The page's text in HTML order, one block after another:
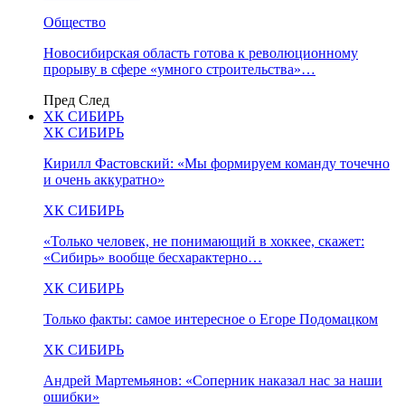
Общество
Новосибирская область готова к революционному
прорыву в сфере «умного строительства»…
Пред След
ХК СИБИРЬ
ХК СИБИРЬ
Кирилл Фастовский: «Мы формируем команду точечно
и очень аккуратно»
ХК СИБИРЬ
«Только человек, не понимающий в хоккее, скажет:
«Сибирь» вообще бесхарактерно…
ХК СИБИРЬ
Только факты: самое интересное о Егоре Подомацком
ХК СИБИРЬ
Андрей Мартемьянов: «Соперник наказал нас за наши
ошибки»